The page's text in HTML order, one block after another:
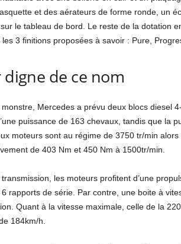
et des aérateurs de forme ronde, un
le tableau de bord. Le reste de la dotation
3 finitions proposées à savoir : Pure,
de ce nom
Mercedes a prévu deux blocs diesel
puissance de 163 chevaux, tandis que la
moteurs sont au régime de 3750 tr/min alors
de 403 Nm et 450 Nm à 1500tr/min.
les moteurs profitent d’une
rapports de série. Par contre, une boite à
Quant à la vitesse maximale, celle de la
184km/h.